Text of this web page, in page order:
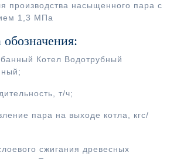
производства насыщенного пара с
1,3 МПа
Котел Водотрубный
т/ч;
пара на выходе котла, кгс/
сжигания древесных